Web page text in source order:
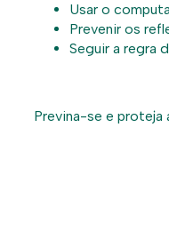
Usar o
Prevenir os
Seguir a regra
Previna-se e proteja